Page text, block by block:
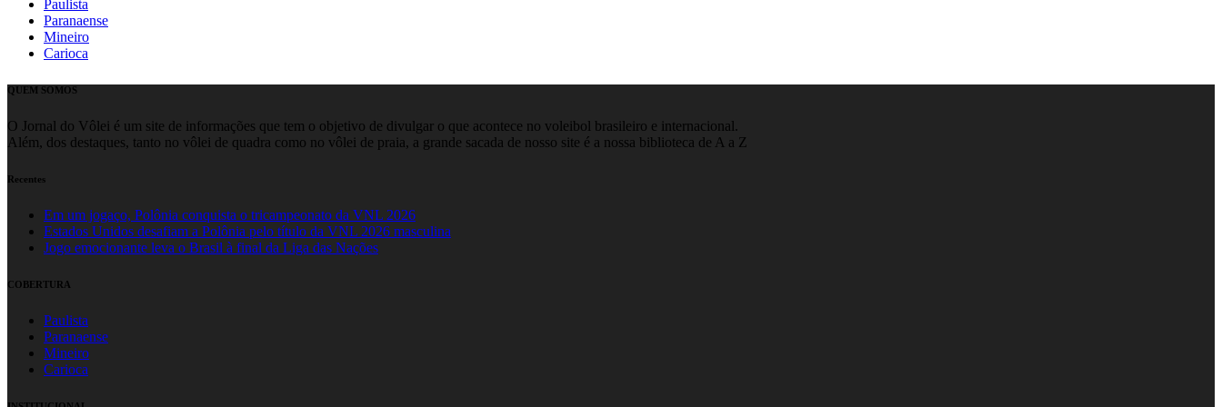
Paulista
Paranaense
Mineiro
Carioca
QUEM SOMOS
O Jornal do Vôlei é um site de informações que tem o objetivo de divulgar o que acontece no voleibol brasileiro e internacional.
Além, dos destaques, tanto no vôlei de quadra como no vôlei de praia, a grande sacada de nosso site é a nossa biblioteca de A a Z
Recentes
Em um jogaço, Polônia conquista o tricampeonato da VNL 2026
Estados Unidos desafiam a Polônia pelo título da VNL 2026 masculina
Jogo emocionante leva o Brasil à final da Liga das Nações
COBERTURA
Paulista
Paranaense
Mineiro
Carioca